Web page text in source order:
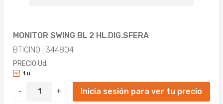
MONITOR SWING BL 2 HL.DIG.SFERA
BTICINO | 344804
PRECIO Ud.
- +
1 u.
Inicia sesión para ver tu precio